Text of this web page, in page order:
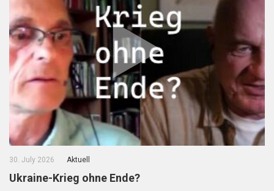
30. July 2026 Aktuell
Ukraine-Krieg ohne Ende?